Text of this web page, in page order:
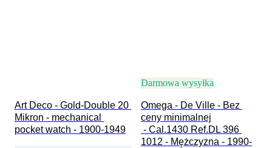
Art Deco - Gold-Double 20
Mikron - mechanical
pocket watch - 1900-1949
Darmowa wysyłka
Omega - De Ville - Bez
ceny minimalnej
1012 - Mężczyzna - 1990-